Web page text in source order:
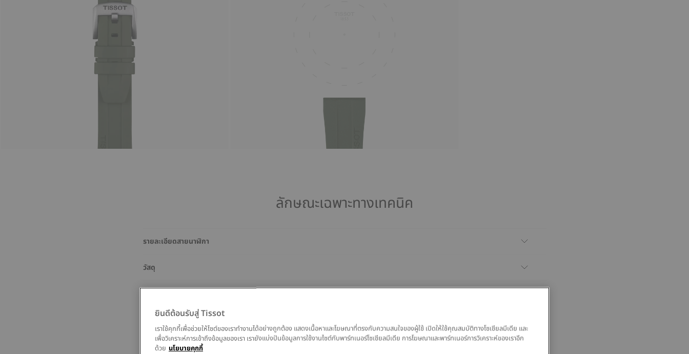
ลักษณะเฉพาะทางเทคนิค
รายละเอียดสายนาฬิกา
วัสดุ
ตัวล็อคสายนาฬิกา
ยินดีต้อนรับสู่ Tissot
เราใช้คุกกี้เพื่อช่วยให้ไซต์ของเราทำงานได้อย่างถูกต้อง แสดงเนื้อหาและโฆษณาที่ตรงกับความสนใจของผู้ใช้ เปิดให้ใช้คุณสมบัติทางโซเชียลมีเดีย และ
เพื่อวิเคราะห์การเข้าถึงข้อมูลของเรา เรายังแบ่งปันข้อมูลการใช้งานไซต์กับพาร์ทเนอร์โซเชียลมีเดีย การโฆษณาและพาร์ทเนอร์การวิเคราะห์ของเราอีก
ด้วย นโยบายคุกกี้